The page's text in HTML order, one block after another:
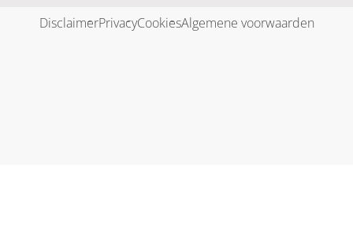
DisclaimerPrivacyCookiesAlgemene voorwaarden